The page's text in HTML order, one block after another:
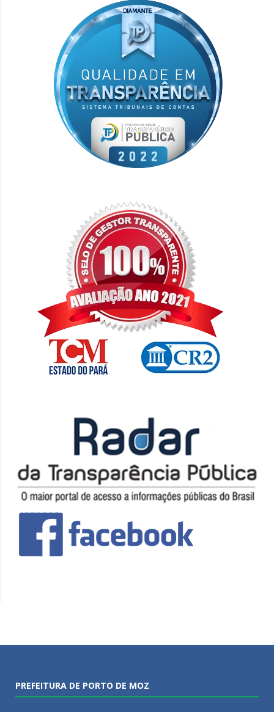
PREFEITURA DE PORTO DE MOZ